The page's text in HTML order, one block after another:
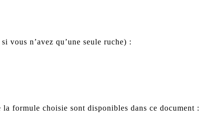
vous n’avez qu’une seule ruche) :
formule choisie sont disponibles dans ce document :